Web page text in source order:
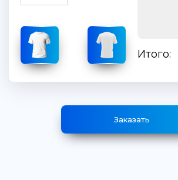
Итого: